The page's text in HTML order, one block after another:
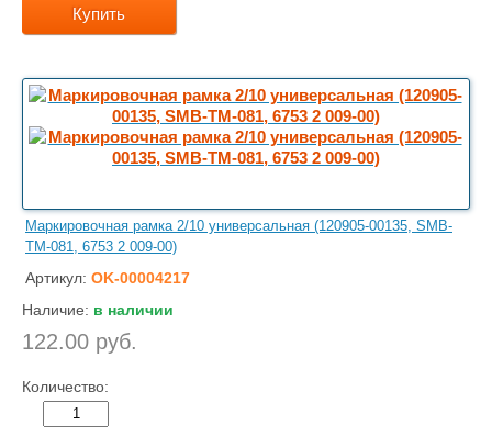
Купить
Маркировочная рамка 2/10 универсальная (120905-00135, SMB-
TM-081, 6753 2 009-00)
Артикул: OK-00004217
Наличие: в наличии
122.00 руб.
Количество: